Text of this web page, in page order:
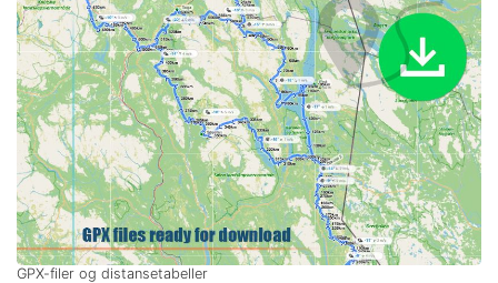
GPX-filer og distansetabeller